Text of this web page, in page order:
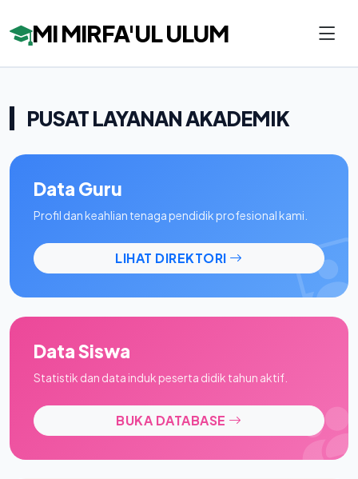
MI MIRFA'UL ULUM
PUSAT LAYANAN AKADEMIK
Data Guru
Profil dan keahlian tenaga pendidik profesional kami.
LIHAT DIREKTORI
Data Siswa
Statistik dan data induk peserta didik tahun aktif.
BUKA DATABASE